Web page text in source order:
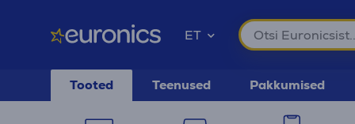
ET
Tooted Teenused Pakkumised